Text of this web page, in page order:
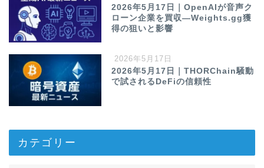
2026年5月17日｜OpenAIが音声ク
ローン企業を買収—Weights.gg獲
得の狙いと影響
2026年5月17日
2026年5月17日｜THORChain騒動
で試されるDeFiの信頼性
カテゴリー